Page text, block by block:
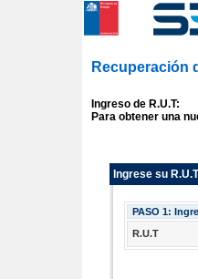
Recuperación
Ingreso de R.U.T:
Para obtener una
Ingrese su
PASO 1:
R.U.T